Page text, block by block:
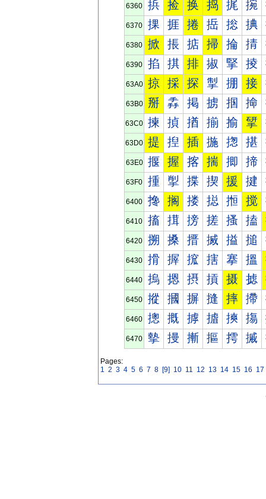
6360 捠 捡 换 捣 捤 捥
6370 捰 捱 捲 捳 捴 捵
6380 掀 掁 掂 掃 掄 掅
6390 掐 掑 排 掓 掔 掕
63A0 掠 採 探 掣 掤 接
63B0 掰 掱 掲 掳 掴 掵
63C0 揀 揁 揂 揃 揄 揅
63D0 提 揑 插 揓 揔 揕
63E0 揠 握 揢 揣 揤 揥
63F0 揰 揱 揲 揳 援 揵
6400 搀 搁 搂 搃 搄 搅
6410 搐 搑 搒 搓 搔 搕
6420 搠 搡 搢 搣 搤 搥
6430 搰 搱 搲 搳 搴 搵
6440 摀 摁 摂 摃 摄 摅
6450 摐 摑 摒 摓 摔 摕
6460 摠 摡 摢 摣 摤 摥
6470 摰 摱 摲 摳 摴 摵
Pages:
1 2 3 4 5 6 7 8 [9] 10 11 12 13 14 15 16 17